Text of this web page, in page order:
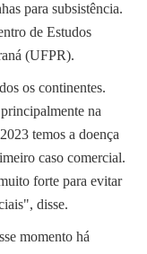
para subsistência.
de Estudos
(UFPR).
os continentes.
na
temos a doença
caso comercial.
forte para evitar
disse.
momento há